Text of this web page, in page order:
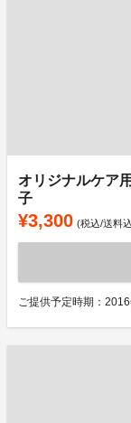
オリジナルケア
子
¥3,300 (税込/送料
ご提供予定時期：